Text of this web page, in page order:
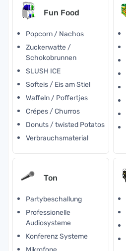
Fun Food
Popcorn / Nachos
Zuckerwatte /
Schokobrunnen
SLUSH ICE
Softeis / Eis am Stiel
Waffeln / Poffertjes
Crépes / Churros
Donuts / twisted Potatos
Verbrauchsmaterial
Ton
Partybeschallung
Professionelle
Audiosysteme
Konferenz Systeme